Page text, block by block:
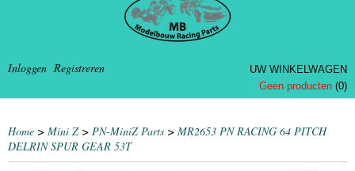
Inloggen Registreren
UW WINKELWAGEN
Geen producten (0)
Home > Mini Z> PN-MiniZ Parts > MR2653 PN RACING 64 PITCH
DELRIN SPUR GEAR 53T